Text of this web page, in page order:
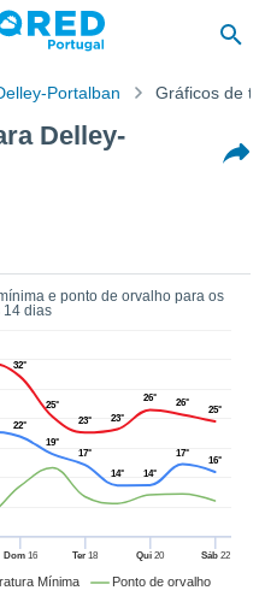
Portalban Gráficos de
Delley-
e ponto de orvalho para os
14 dias
Mínima Ponto de orvalho
Dom16 Ter 18 Qui 20 Sáb22
32°
25°
23°
23°
26° 26°
25°
22°
19°
17°
14°
14°
17°
16°